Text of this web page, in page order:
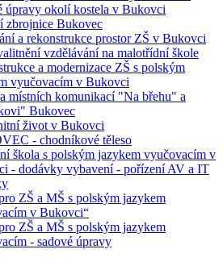
úpravy okolí kostela v Bukovci
zbrojnice Bukovec
a rekonstrukce prostor ZŠ v Bukovci
vzdělávání na malotřídní škole
a modernizace ZŠ s polským
vyučovacím v Bukovci
místních komunikací "Na břehu" a
Bukovec
život v Bukovci
- chodníkové těleso
škola s polským jazykem vyučovacím v
- dodávky vybavení - pořízení AV a IT
ZŠ a MŠ s polským jazykem
v Bukovci“
ZŠ a MŠ s polským jazykem
- sadové úpravy